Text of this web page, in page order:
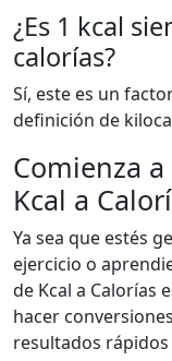
¿Es 1 kcal
calorías?
Sí, este es un
definición de
Comienza
Kcal a
Ya sea que estés
ejercicio o
de Kcal a Calorías
hacer
resultados rápidos